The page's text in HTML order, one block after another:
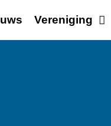
Vereniging